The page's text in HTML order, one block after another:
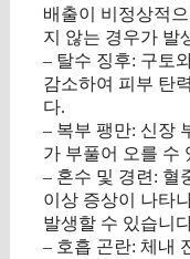
배출이 비정상적
지 않는 경우가 발
– 탈수 징후: 구토
감소하여 피부 탄
다.
– 복부 팽만: 신장
가 부풀어 오를 수
– 혼수 및 경련: 혈
이상 증상이 나타
발생할 수 있습니
– 호흡 곤란: 체내